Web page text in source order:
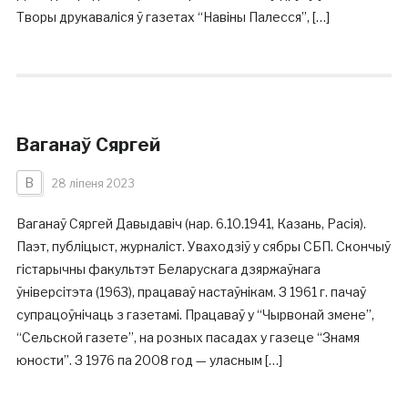
Творы друкаваліся ў газетах “Навіны Палесся”, […]
Ваганаў Сяргей
В 28 ліпеня 2023
Ваганаў Сяргей Давыдавіч (нар. 6.10.1941, Казань, Расія).
Паэт, публіцыст, журналіст. Уваходзіў у сябры СБП. Cкончыў
гістарычны факультэт Беларускага дзяржаўнага
ўніверсітэта (1963), працаваў настаўнікам. З 1961 г. пачаў
супрацоўнічаць з газетамі. Працаваў у “Чырвонай змене”,
“Сельской газете”, на розных пасадах у газеце “Знамя
юности”. З 1976 па 2008 год — уласным […]